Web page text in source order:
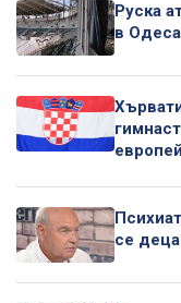
Руска
в Одеса
се